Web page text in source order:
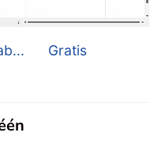
Gratis